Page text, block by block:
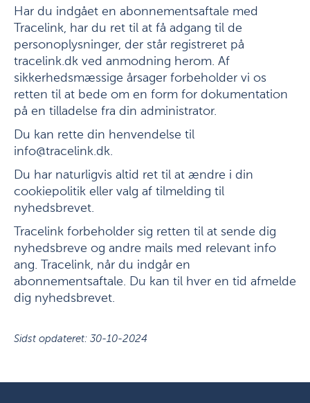
Har du indgået en abonnementsaftale med
Tracelink, har du ret til at få adgang til de
personoplysninger, der står registreret på
tracelink.dk ved anmodning herom. Af
sikkerhedsmæssige årsager forbeholder vi os
retten til at bede om en form for dokumentation
på en tilladelse fra din administrator.
Du kan rette din henvendelse til
info@tracelink.dk.
Du har naturligvis altid ret til at ændre i din
cookiepolitik eller valg af tilmelding til
nyhedsbrevet.
Tracelink forbeholder sig retten til at sende dig
nyhedsbreve og andre mails med relevant info
ang. Tracelink, når du indgår en
abonnementsaftale. Du kan til hver en tid afmelde
dig nyhedsbrevet.
Sidst opdateret: 30-10-2024